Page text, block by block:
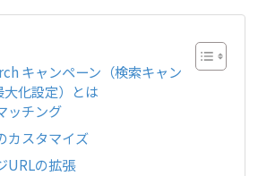
キャンペーン（検索キャン
大化設定）とは
ッチング
カスタマイズ
URLの拡張